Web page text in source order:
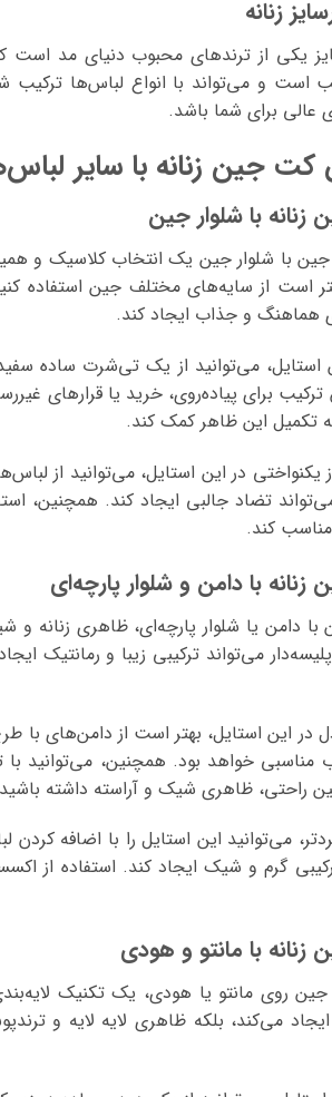
زنانه
یکی از ترندهای محبوب دنیای مد است
است و می‌تواند با انواع لباس‌ها
عالی برای شما باشد.
جین زنانه با سایر
با شلوار جین
با شلوار جین یک انتخاب کلاسیک و
است از سایه‌های مختلف جین استفاده
هماهنگ و جذاب ایجاد کند.
استایل، می‌توانید از یک تی‌شرت ساده
ترکیب برای پیاده‌روی، خرید یا قرارهای
تکمیل این ظاهر کمک کند.
یکنواختی در این استایل، می‌توانید از
تضاد جالبی ایجاد کند. همچنین،
کند.
با دامن و شلوار پارچه‌ای
دامن یا شلوار پارچه‌ای، ظاهری
می‌تواند ترکیبی زیبا و رمانتیک
در این استایل، بهتر است از دامن‌های
مناسبی خواهد بود. همچنین، می‌توانید
راحتی، ظاهری شیک و آراسته داشته
می‌توانید این استایل را با اضافه
گرم و شیک ایجاد کند. استفاده
با مانتو و هودی
جین روی مانتو یا هودی، یک تکنیک
می‌کند، بلکه ظاهری لایه لایه و